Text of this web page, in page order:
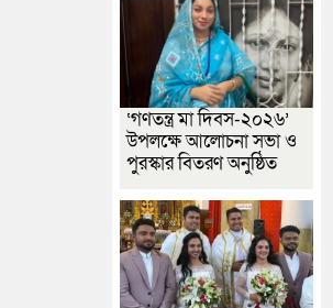
‘গণতন্ত্র মা দিবস-২০২৬’
উপলক্ষে আলোচনা সভা ও
পুরস্কার বিতরণ অনুষ্ঠিত